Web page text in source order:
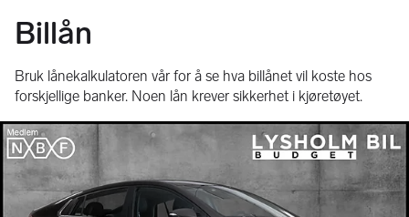
Billån
Bruk lånekalkulatoren vår for å se hva billånet vil koste hos
forskjellige banker. Noen lån krever sikkerhet i kjøretøyet.